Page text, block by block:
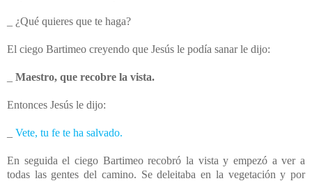
_ ¿Qué quieres que te haga?
El ciego Bartimeo creyendo que Jesús le podía sanar le dijo:
Maestro, que recobre la vista.
Entonces Jesús le dijo:
Vete, tu fe te ha salvado.
En seguida el ciego Bartimeo recobró la vista y empezó a ver a
todas las gentes del camino. Se deleitaba en la vegetación y por